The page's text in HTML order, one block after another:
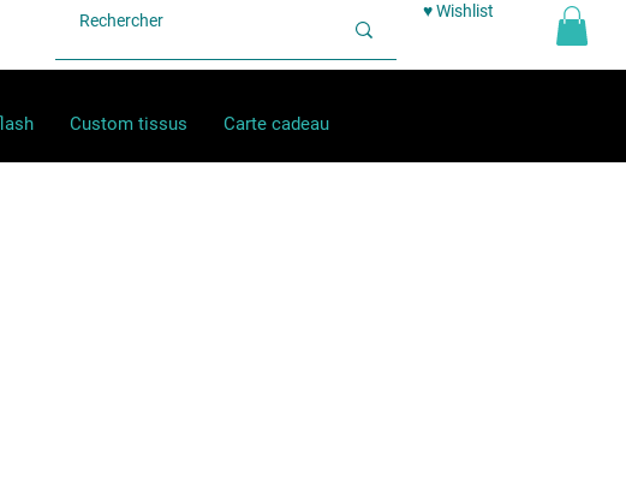
♥ Wishlist
Custom tissus Carte cadeau